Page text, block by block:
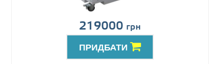
219000 грн
ПРИДБАТИ